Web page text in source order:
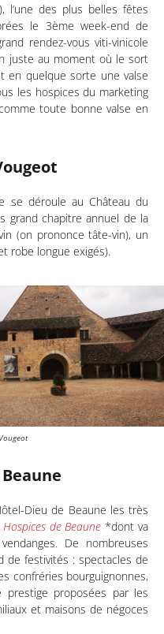
l’une des plus belles fêtes
le 3ème week-end de
rendez-vous viti-vinicole
juste au moment où le sort
en quelque sorte une valse
les hospices du marketing
toute bonne valse en
se déroule au Château du
grand chapitre annuel de la
(on prononce tâte-vin), un
robe longue exigés).
Dieu de Beaune les très
Hospices de Beaune *dont va
De nombreuses
de festivités : spectacles de
confréries bourguignonnes,
proposées par les
et maisons de négoces